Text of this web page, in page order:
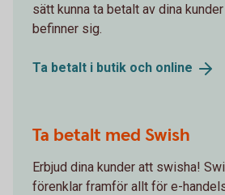
sätt kunna ta betalt av dina
befinner sig.
Ta betalt i butik och online
Ta betalt med Swish
Erbjud dina kunder att swisha!
förenklar framför allt för e-